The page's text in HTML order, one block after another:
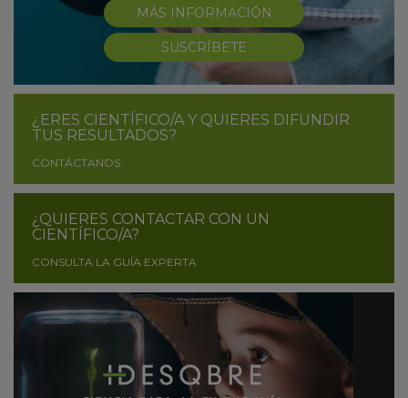
MÁS INFORMACIÓN
SUSCRÍBETE
¿ERES CIENTÍFICO/A Y QUIERES DIFUNDIR
TUS RESULTADOS?
CONTÁCTANOS
¿QUIERES CONTACTAR CON UN
CIENTÍFICO/A?
CONSULTA LA GUÍA EXPERTA